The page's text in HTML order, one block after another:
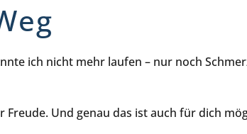
ich nicht mehr laufen – nur noch
Und genau das ist auch für dich